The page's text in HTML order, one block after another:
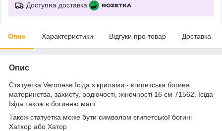
Доступна доставка
Опис Характеристики Відгуки про товар Доставка
Опис
Статуетка Veronese Ісіда з крилами - єгипетська богиня
материнства, захисту, родючості, жіночності 16 см 71562. Ісіда
Ізіда також є богинею магії
Також статуетка може бути символом єгипетської богині
Хатхор або Хатор